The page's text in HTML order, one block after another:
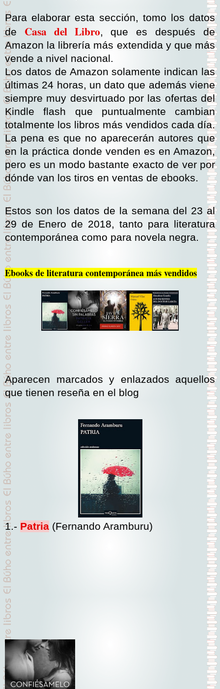
Para elaborar esta sección, tomo los datos
de Casa del Libro, que es después de
Amazon la librería más extendida y que más
vende a nivel nacional.
Los datos de Amazon solamente indican las
últimas 24 horas, un dato que además viene
siempre muy desvirtuado por las ofertas del
Kindle flash que puntualmente cambian
totalmente los libros más vendidos cada día.
La pena es que no aparecerán autores que
en la práctica donde venden es en Amazon,
pero es un modo bastante exacto de ver por
dónde van los tiros en ventas de ebooks.
Estos son los datos de la semana del 23 al
29 de Enero de 2018, tanto para literatura
contemporánea como para novela negra.
Ebooks de literatura contemporánea más vendidos
Aparecen marcados y enlazados aquellos
que tienen reseña en el blog
1.- Patria (Fernando Aramburu)